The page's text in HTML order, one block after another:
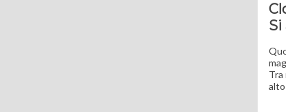
Si
Tra